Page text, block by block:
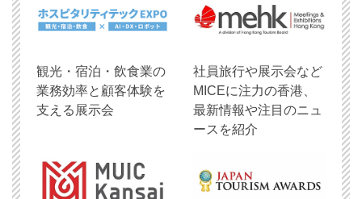
観光・宿泊・飲食業の
業務効率と顧客体験を
支える展示会
社員旅行や展示会など
MICEに注力の香港、
最新情報や注目のニュ
ースを紹介